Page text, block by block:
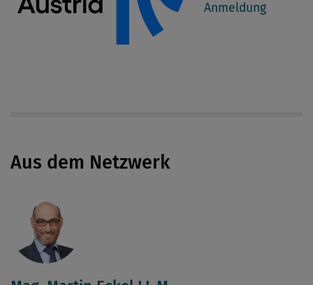
Anmeldung
Aus dem Netzwerk